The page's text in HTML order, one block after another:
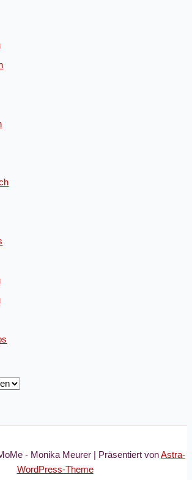
- Monika Meurer | Präsentiert vonAstra-
WordPress-Theme